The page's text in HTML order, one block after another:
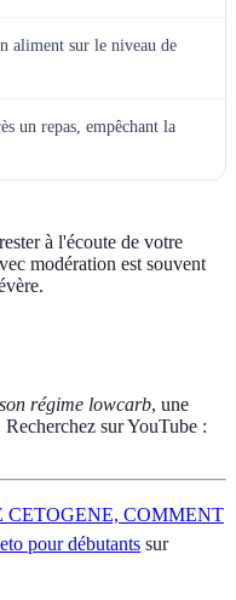
aliment sur le niveau de
un repas, empêchant la
à l'écoute de votre
modération est souvent
régime lowcarb, une
sur YouTube :
CETOGENE, COMMENT
pour débutants sur